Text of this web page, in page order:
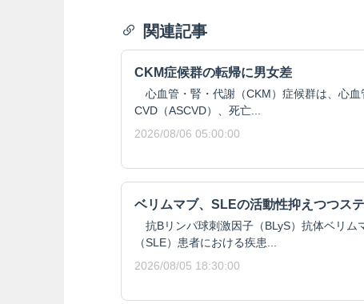
関連記事
CKM症候群の転帰に男女差
心血管・腎・代謝（CKM）症候群は、心血
CVD（ASCVD）、死亡...
2026/08/06 05:00:00
ベリムマブ、SLEの活動性抑えつつス
抗Bリンパ球刺激因子（BLyS）抗体ベリム
（SLE）患者における疾患...
2026/08/05 18:30:00